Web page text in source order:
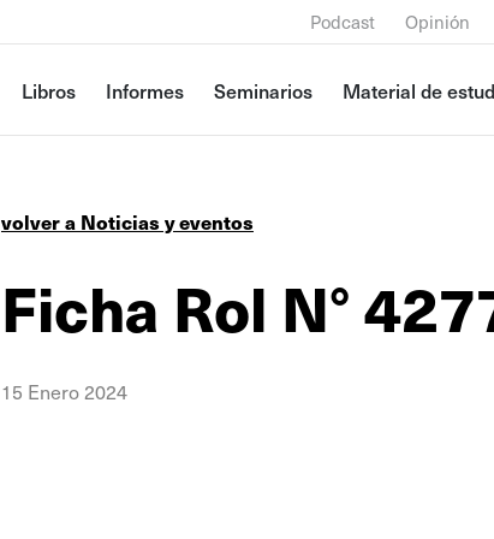
Podcast Opinión
Libros Informes Seminarios Material de
volver a Noticias y eventos
Ficha Rol N°
15 Enero 2024